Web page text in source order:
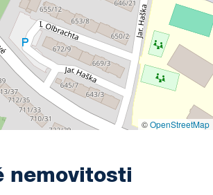
©OpenStreetMap
nemovitosti